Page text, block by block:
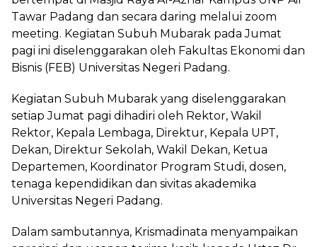
Tawar Padang dan secara daring melalui zoom
meeting. Kegiatan Subuh Mubarak pada Jumat
pagi ini diselenggarakan oleh Fakultas Ekonomi dan
Bisnis (FEB) Universitas Negeri Padang.
Kegiatan Subuh Mubarak yang diselenggarakan
setiap Jumat pagi dihadiri oleh Rektor, Wakil
Rektor, Kepala Lembaga, Direktur, Kepala UPT,
Dekan, Direktur Sekolah, Wakil Dekan, Ketua
Departemen, Koordinator Program Studi, dosen,
tenaga kependidikan dan sivitas akademika
Universitas Negeri Padang.
Dalam sambutannya, Krismadinata menyampaikan